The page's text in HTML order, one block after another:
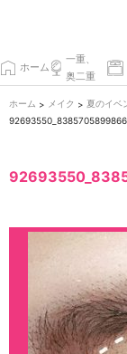
ホーム
一重、
奥二重
ホーム > メイク >